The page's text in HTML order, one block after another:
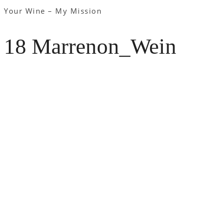
Your Wine – My Mission
18 Marrenon_Wein